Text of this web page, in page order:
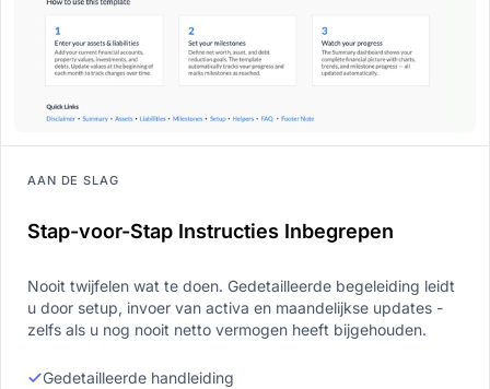
AAN DE SLAG
Stap-voor-Stap Instructies Inbegrepen
Nooit twijfelen wat te doen. Gedetailleerde begeleiding leidt
u door setup, invoer van activa en maandelijkse updates -
zelfs als u nog nooit netto vermogen heeft bijgehouden.
Gedetailleerde handleiding